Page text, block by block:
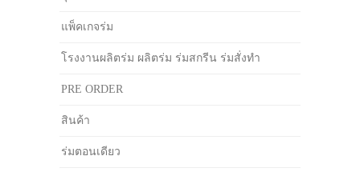
แพ็คเกจร่ม
โรงงานผลิตร่ม ผลิตร่ม ร่มสกรีน ร่มสั่งทำ
PRE ORDER
สินค้า
ร่มตอนเดียว